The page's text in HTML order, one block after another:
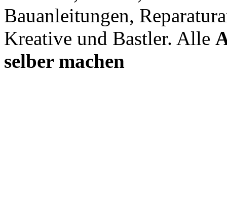
Bauanleitungen,
Kreative und Bastler. Alle
selber machen